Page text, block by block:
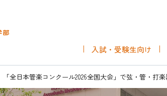
入試・受験生向け
音楽専攻科・研究生
博士後期課程 音楽芸術表現演奏領域
博士学位論文
テアトロ･ジーリオ･ショウワ･オーケスト
ラ
キャリアセンターでできること
求人システム・就職情報サイトリンク
卒業生の皆様へ
「全日本管楽コンクール2026全国大会」で弦・管・